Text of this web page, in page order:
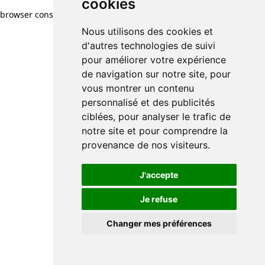
cookies
Nous utilisons des cookies et
d'autres technologies de suivi
pour améliorer votre expérience
de navigation sur notre site, pour
vous montrer un contenu
personnalisé et des publicités
ciblées, pour analyser le trafic de
notre site et pour comprendre la
provenance de nos visiteurs.
J'accepte
Je refuse
Changer mes préférences
browser console for more information)